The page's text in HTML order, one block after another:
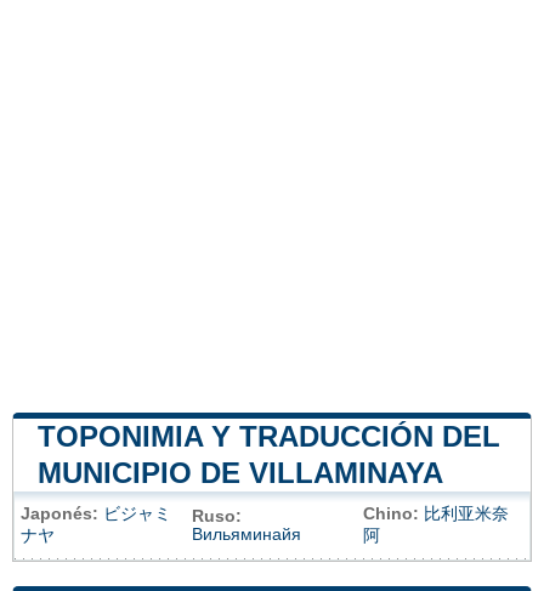
TOPONIMIA Y TRADUCCIÓN DEL
MUNICIPIO DE VILLAMINAYA
Japonés: ビジャミ
ナヤ
Ruso:
Вильяминайя
Chino: 比利亚米奈
阿